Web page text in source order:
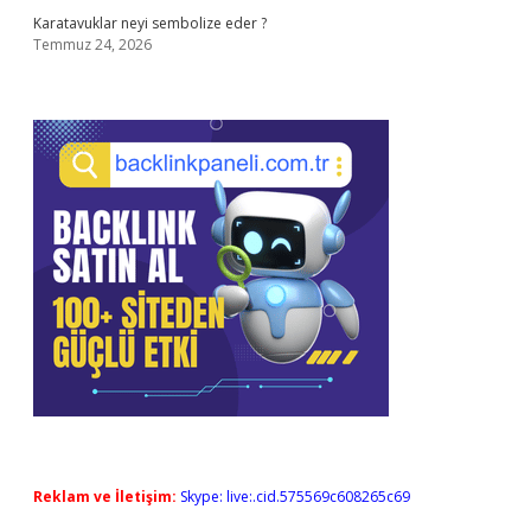
Karatavuklar neyi sembolize eder ?
Temmuz 24, 2026
Reklam ve İletişim: Skype: live:.cid.575569c608265c69